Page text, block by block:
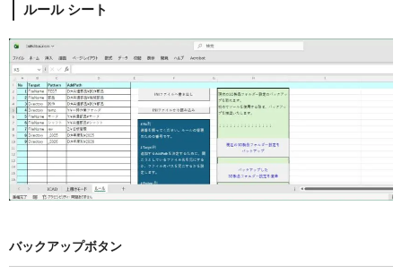
ルール シート
バックアップボタン